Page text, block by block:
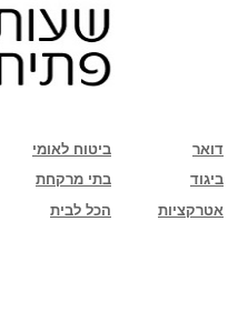
ביטוח לאומי
דואר
בתי מרקחת
ביגוד
הכל לבית אטרקציות